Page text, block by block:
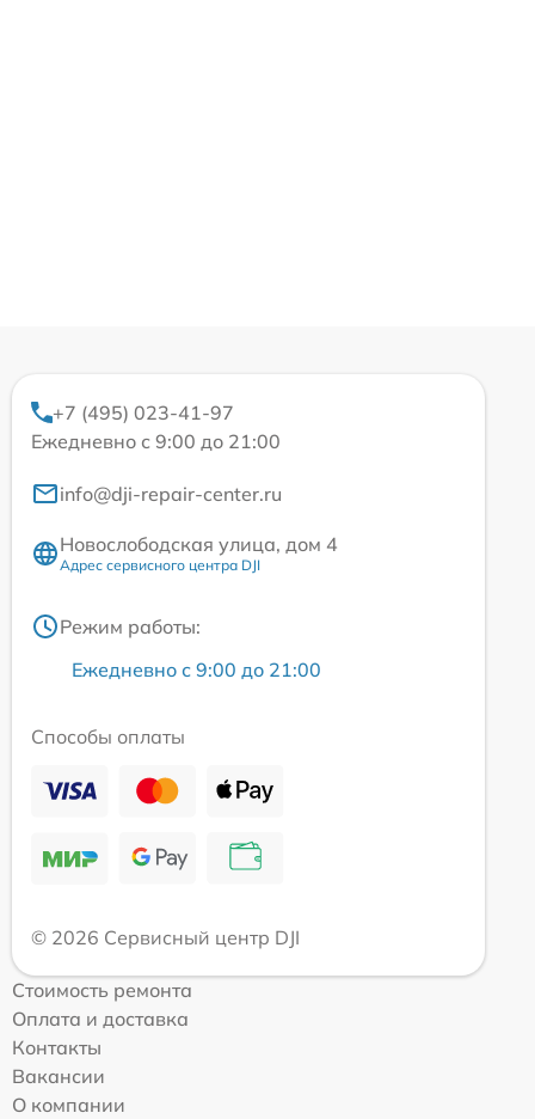
+7 (495) 023-41-97
Ежедневно с 9:00 до 21:00
info@dji-repair-center.ru
Новослободская улица, дом 4
Адрес сервисного центра DJI
Режим работы:
Ежедневно с 9:00 до 21:00
Способы оплаты
© 2026 Сервисный центр DJI
Стоимость ремонта
Оплата и доставка
Контакты
Вакансии
О компании